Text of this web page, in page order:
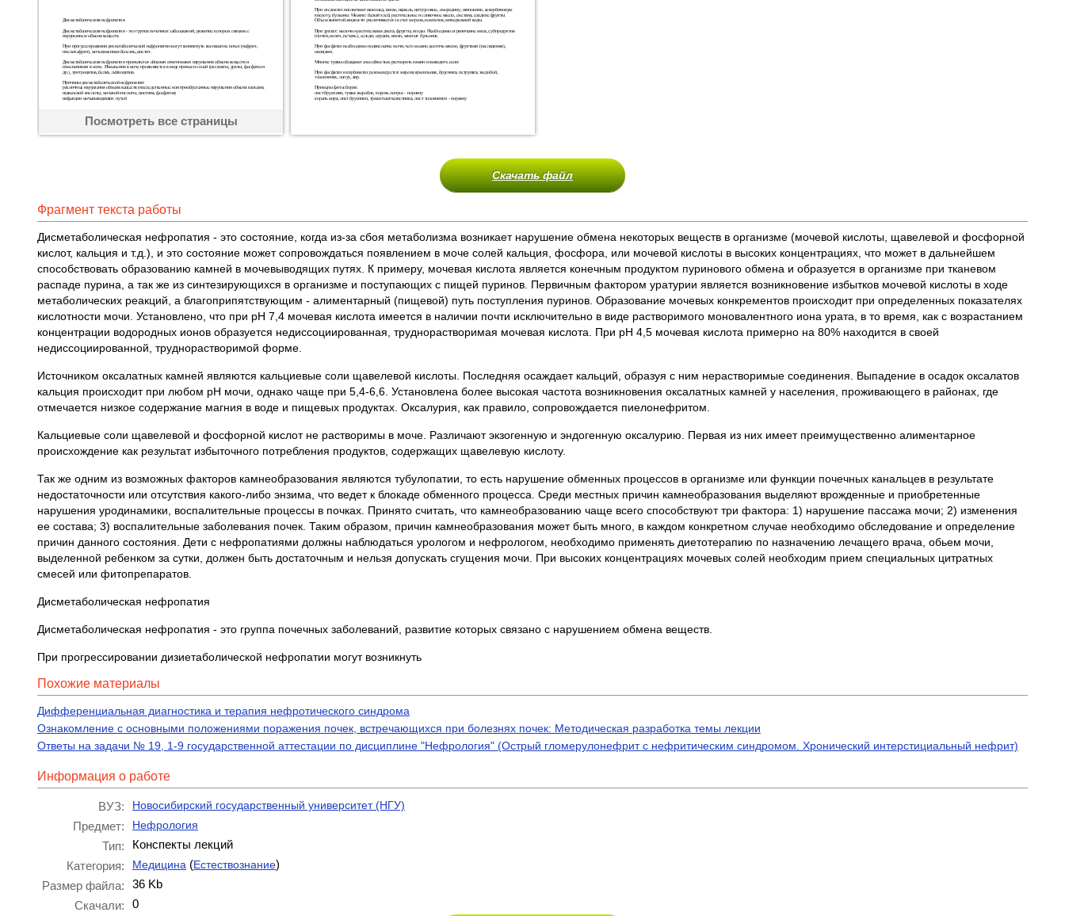
Посмотреть все страницы
Скачать файл
Фрагмент текста работы
Дисметаболическая нефропатия - это состояние, когда из-за сбоя метаболизма возникает нарушение обмена некоторых веществ в организме (мочевой кислоты, щавелевой и фосфорной
кислот, кальция и т.д.), и это состояние может сопровождаться появлением в моче солей кальция, фосфора, или мочевой кислоты в высоких концентрациях, что может в дальнейшем
способствовать образованию камней в мочевыводящих путях. К примеру, мочевая кислота является конечным продуктом пуринового обмена и образуется в организме при тканевом
распаде пурина, а так же из синтезирующихся в организме и поступающих с пищей пуринов. Первичным фактором уратурии является возникновение избытков мочевой кислоты в ходе
метаболических реакций, а благоприпятствующим - алиментарный (пищевой) путь поступления пуринов. Образование мочевых конкрементов происходит при определенных показателях
кислотности мочи. Установлено, что при рН 7,4 мочевая кислота имеется в наличии почти исключительно в виде растворимого моновалентного иона урата, в то время, как с возрастанием
концентрации водородных ионов образуется недиссоциированная, труднорастворимая мочевая кислота. При рН 4,5 мочевая кислота примерно на 80% находится в своей
недиссоциированной, труднорастворимой форме.
Источником оксалатных камней являются кальциевые соли щавелевой кислоты. Последняя осаждает кальций, образуя с ним нерастворимые соединения. Выпадение в осадок оксалатов
кальция происходит при любом рН мочи, однако чаще при 5,4-6,6. Установлена более высокая частота возникновения оксалатных камней у населения, проживающего в районах, где
отмечается низкое содержание магния в воде и пищевых продуктах. Оксалурия, как правило, сопровождается пиелонефритом.
Кальциевые соли щавелевой и фосфорной кислот не растворимы в моче. Различают экзогенную и эндогенную оксалурию. Первая из них имеет преимущественно алиментарное
происхождение как результат избыточного потребления продуктов, содержащих щавелевую кислоту.
Так же одним из возможных факторов камнеобразования являются тубулопатии, то есть нарушение обменных процессов в организме или функции почечных канальцев в результате
недостаточности или отсутствия какого-либо энзима, что ведет к блокаде обменного процесса. Среди местных причин камнеобразования выделяют врожденные и приобретенные
нарушения уродинамики, воспалительные процессы в почках. Принято считать, что камнеобразованию чаще всего способствуют три фактора: 1) нарушение пассажа мочи; 2) изменения
ее состава; 3) воспалительные заболевания почек. Таким образом, причин камнеобразования может быть много, в каждом конкретном случае необходимо обследование и определение
причин данного состояния. Дети с нефропатиями должны наблюдаться урологом и нефрологом, необходимо применять диетотерапию по назначению лечащего врача, обьем мочи,
выделенной ребенком за сутки, должен быть достаточным и нельзя допускать сгущения мочи. При высоких концентрациях мочевых солей необходим прием специальных цитратных
смесей или фитопрепаратов.
Дисметаболическая нефропатия
Дисметаболическая нефропатия - это группа почечных заболеваний, развитие которых связано с нарушением обмена веществ.
При прогрессировании дизиетаболической нефропатии могут возникнуть
Похожие материалы
Дифференциальная диагностика и терапия нефротического синдрома
Ознакомление с основными положениями поражения почек, встречающихся при болезнях почек: Методическая разработка темы лекции
Ответы на задачи № 19, 1-9 государственной аттестации по дисциплине "Нефрология" (Острый гломерулонефрит с нефритическим синдромом. Хронический интерстициальный нефрит)
Информация о работе
ВУЗ: Новосибирский государственный университет (НГУ)
Предмет: Нефрология
Тип:
Конспекты лекций
Категория:
Медицина (Естествознание)
Размер файла:
36 Kb
Скачали:
0